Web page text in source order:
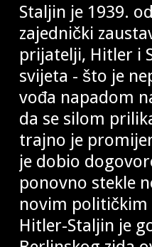
Staljin je 1939.
zajednički
prijatelji, Hitler i
svijeta - što je
vođa napadom
da se silom
trajno je
je dobio
ponovno stekle
novim političkim
Hitler-Staljin je